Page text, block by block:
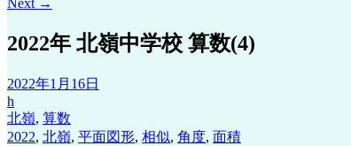
Next →
2022年 北嶺中学校 算数(4)
2022年1月16日
h
北嶺, 算数
2022, 北嶺, 平面図形, 相似, 角度, 面積